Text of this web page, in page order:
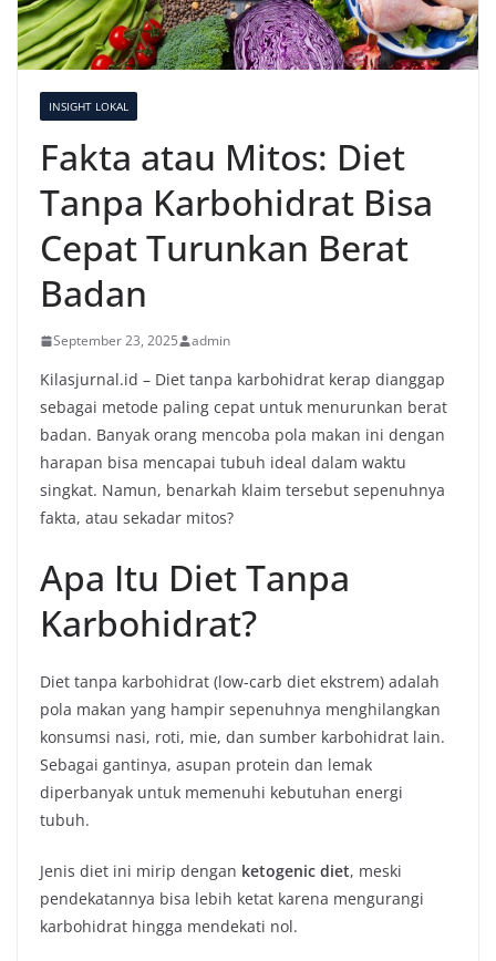
INSIGHT LOKAL
Fakta atau Mitos: Diet
Tanpa Karbohidrat Bisa
Cepat Turunkan Berat
Badan
September 23, 2025 admin
Kilasjurnal.id – Diet tanpa karbohidrat kerap dianggap
sebagai metode paling cepat untuk menurunkan berat
badan. Banyak orang mencoba pola makan ini dengan
harapan bisa mencapai tubuh ideal dalam waktu
singkat. Namun, benarkah klaim tersebut sepenuhnya
fakta, atau sekadar mitos?
Apa Itu Diet Tanpa
Karbohidrat?
Diet tanpa karbohidrat (low-carb diet ekstrem) adalah
pola makan yang hampir sepenuhnya menghilangkan
konsumsi nasi, roti, mie, dan sumber karbohidrat lain.
Sebagai gantinya, asupan protein dan lemak
diperbanyak untuk memenuhi kebutuhan energi
tubuh.
Jenis diet ini mirip dengan ketogenic diet, meski
pendekatannya bisa lebih ketat karena mengurangi
karbohidrat hingga mendekati nol.